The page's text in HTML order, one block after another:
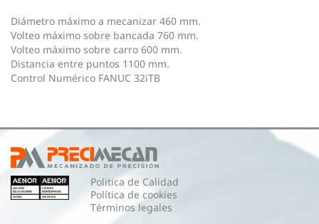
Diámetro máximo a mecanizar 460 mm.
Volteo máximo sobre bancada 760 mm.
Volteo máximo sobre carro 600 mm.
Distancia entre puntos 1100 mm.
Control Numérico FANUC 32iTB
Politica de Calidad
Política de cookies
Términos legales